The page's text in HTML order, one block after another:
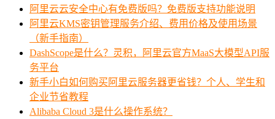
阿里云云安全中心有免费版吗？免费版支持功能说明
阿里云KMS密钥管理服务介绍、费用价格及使用场景
（新手指南）
DashScope是什么？灵积，阿里云官方MaaS大模型API服
务平台
新手小白如何购买阿里云服务器更省钱？个人、学生和
企业节省教程
Alibaba Cloud 3是什么操作系统？